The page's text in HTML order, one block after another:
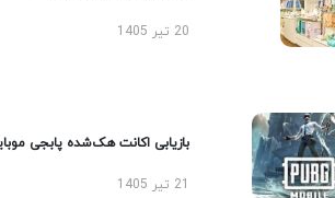
20 تیر 1405
بازیابی اکانت هک‌شده پابجی موبایل